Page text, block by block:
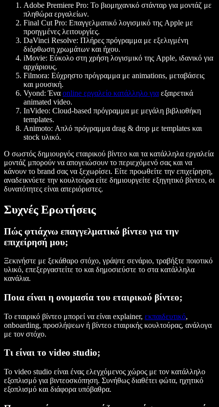
Adobe Premiere Pro: Το βιομηχανικό στάνταρ για μοντάζ με
πληθώρα εργαλείων.
Final Cut Pro: Επαγγελματικό λογισμικό της Apple με
προηγμένες λειτουργίες.
DaVinci Resolve: Πλήρες πρόγραμμα με εξελιγμένη
διόρθωση χρωμάτων και ήχου.
iMovie: Εύκολο στη χρήση λογισμικό της Apple, ιδανικό για
αρχάριους.
Filmora: Εύχρηστο πρόγραμμα με animations, μεταβάσεις
και μουσική.
Vyond: Ένα online εργαλείο κατάλληλο για εξαιρετικά
animated video.
InVideo: Cloud-based πρόγραμμα με μεγάλη βιβλιοθήκη
templates.
Animoto: Απλό πρόγραμμα drag & drop με templates και
stock υλικό.
Ο σωστός δημιουργός εταιρικού βίντεο και τα κατάλληλα εργαλεία
μοντάζ μπορούν να απογειώσουν το περιεχόμενό σας και να
κάνουν το brand σας να ξεχωρίσει. Είτε προωθείτε την επιχείρηση,
αναδεικνύετε την κουλτούρα είτε δημιουργείτε εξηγητικό βίντεο, οι
δυνατότητες είναι απεριόριστες.
Συχνές Ερωτήσεις
Πώς φτιάχνω επαγγελματικό βίντεο για την
επιχείρησή μου;
Ξεκινήστε με ξεκάθαρο στόχο, γράψτε σενάριο, τραβήξτε ποιοτικό
υλικό, επεξεργαστείτε το και δημοσιεύστε το στα κατάλληλα
κανάλια.
Ποια είναι η ονομασία του εταιρικού βίντεο;
Το εταιρικό βίντεο μπορεί να είναι explainer, εκπαιδευτικό,
onboarding, προσλήψεων ή βίντεο εταιρικής κουλτούρας, ανάλογα
με τον στόχο.
Τι είναι το video studio;
Το video studio είναι ένας ελεγχόμενος χώρος με τον κατάλληλο
εξοπλισμό για βιντεοσκόπηση. Συνήθως διαθέτει φώτα, ηχητικό
εξοπλισμό και διάφορα υπόβαθρα.